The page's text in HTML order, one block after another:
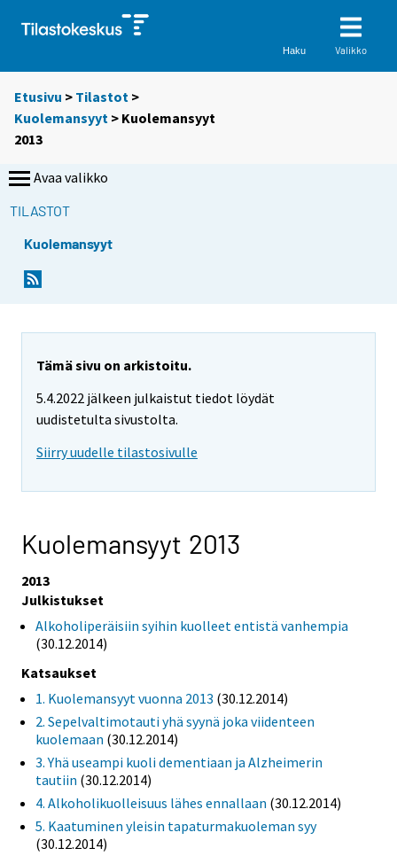
Haku Valikko
Etusivu > Tilastot >
Kuolemansyyt > Kuolemansyyt
2013
Avaa valikko
TILASTOT
Kuolemansyyt
Tämä sivu on arkistoitu.
5.4.2022 jälkeen julkaistut tiedot löydät
uudistetulta sivustolta.
Siirry uudelle tilastosivulle
Kuolemansyyt 2013
2013
Julkistukset
Alkoholiperäisiin syihin kuolleet entistä vanhempia
(30.12.2014)
Katsaukset
1. Kuolemansyyt vuonna 2013 (30.12.2014)
2. Sepelvaltimotauti yhä syynä joka viidenteen
kuolemaan (30.12.2014)
3. Yhä useampi kuoli dementiaan ja Alzheimerin
tautiin (30.12.2014)
4. Alkoholikuolleisuus lähes ennallaan (30.12.2014)
5. Kaatuminen yleisin tapaturmakuoleman syy
(30.12.2014)